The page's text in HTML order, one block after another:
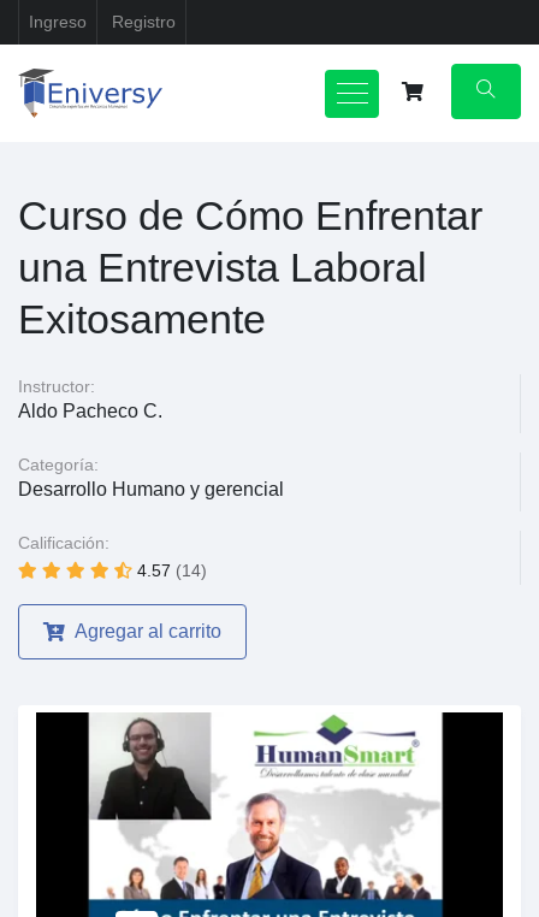
Ingreso Registro
Curso de Cómo Enfrentar
una Entrevista Laboral
Exitosamente
Instructor:
Aldo Pacheco C.
Categoría:
Desarrollo Humano y gerencial
Calificación:
4.57 (14)
Agregar al carrito